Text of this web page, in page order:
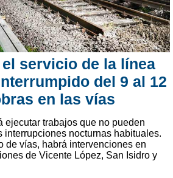
servicio de la línea
del 9 al 12
en las vías
ejecutar trabajos que no pueden
interrupciones nocturnas habituales.
de vías, habrá intervenciones en
de Vicente López, San Isidro y